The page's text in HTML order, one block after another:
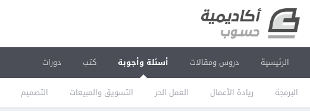
الرئيسية دروس ومقالات أسئلة وأجوبة
البرمجة ريادة الأعمال العمل الحر التسويق والمبيعات التصميم
كتب دورات